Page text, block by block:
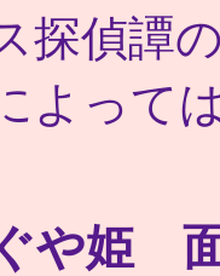
探偵譚
よって
ぐや姫